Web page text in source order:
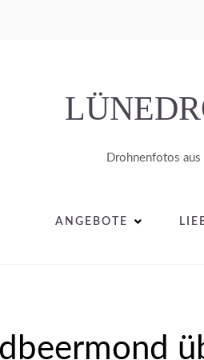
Drohnenfotos aus
ANGEBOTE